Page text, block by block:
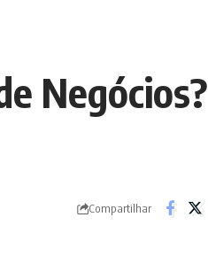
Negócios?
Compartilhar